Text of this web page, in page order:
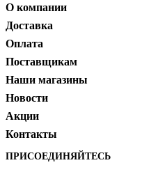
О компании
Доставка
Оплата
Поставщикам
Наши магазины
Новости
Акции
Контакты
ПРИСОЕДИНЯЙТЕСЬ